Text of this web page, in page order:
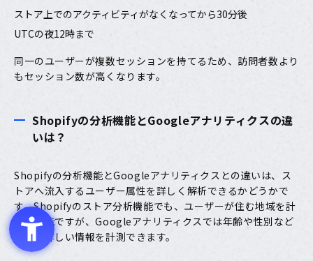
ストア上でのアクティビティがなくなってから30分後
UTCの夜12時まで
同一のユーザーが複数セッションを持てるため、訪問者数より
もセッション数が高くなります。
Shopifyの分析機能とGoogleアナリティクスの違
いは？
Shopifyの分析機能とGoogleアナリティクスとの違いは、ス
トアへ流入するユーザー属性を詳しく解析できるかどうかで
す。Shopifyのストア分析機能でも、ユーザーが住む地域を計
測が可能ですが、Googleアナリティクスでは年齢や性別など
のより詳しい情報を計測できます。